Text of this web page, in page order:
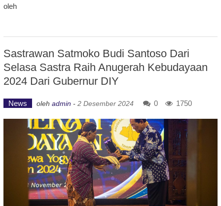
oleh
Sastrawan Satmoko Budi Santoso Dari
Selasa Sastra Raih Anugerah Kebudayaan
2024 Dari Gubernur DIY
News oleh admin - 2 Desember 2024 0 1750